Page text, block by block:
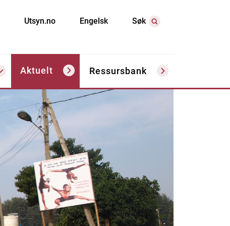
Utsyn.no Engelsk Søk
Aktuelt Ressursbank